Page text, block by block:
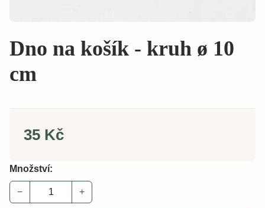
Dno na košík - kruh ø 10
cm
35 Kč
Množství:
− +